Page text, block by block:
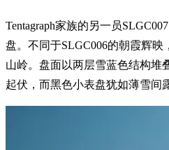
Tentagraph家族的另一员
盘。不同于SLGC006的朝霞辉
山岭。盘面以两层雪蓝色结构堆
起伏，而黑色小表盘犹如薄雪间